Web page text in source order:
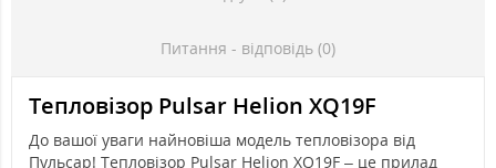
Питання - відповідь (0)
Тепловізор Pulsar Helion XQ19F
До вашої уваги найновіша модель тепловізора від
Пульсар! Тепловізор Pulsar Helion XQ19F – це прилад